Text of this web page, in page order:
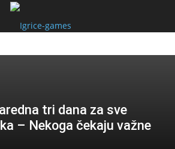
tri dana za sve
– Nekoga čekaju važne